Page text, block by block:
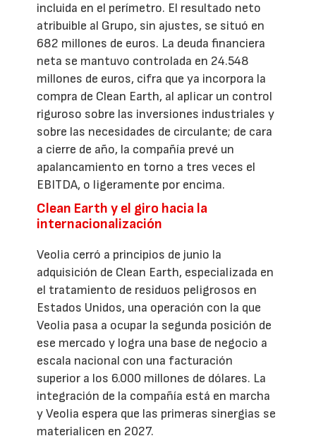
incluida en el perímetro. El resultado neto
atribuible al Grupo, sin ajustes, se situó en
682 millones de euros. La deuda financiera
neta se mantuvo controlada en 24.548
millones de euros, cifra que ya incorpora la
compra de Clean Earth, al aplicar un control
riguroso sobre las inversiones industriales y
sobre las necesidades de circulante; de cara
a cierre de año, la compañía prevé un
apalancamiento en torno a tres veces el
EBITDA, o ligeramente por encima.
Clean Earth y el giro hacia la
internacionalización
Veolia cerró a principios de junio la
adquisición de Clean Earth, especializada en
el tratamiento de residuos peligrosos en
Estados Unidos, una operación con la que
Veolia pasa a ocupar la segunda posición de
ese mercado y logra una base de negocio a
escala nacional con una facturación
superior a los 6.000 millones de dólares. La
integración de la compañía está en marcha
y Veolia espera que las primeras sinergias se
materialicen en 2027.